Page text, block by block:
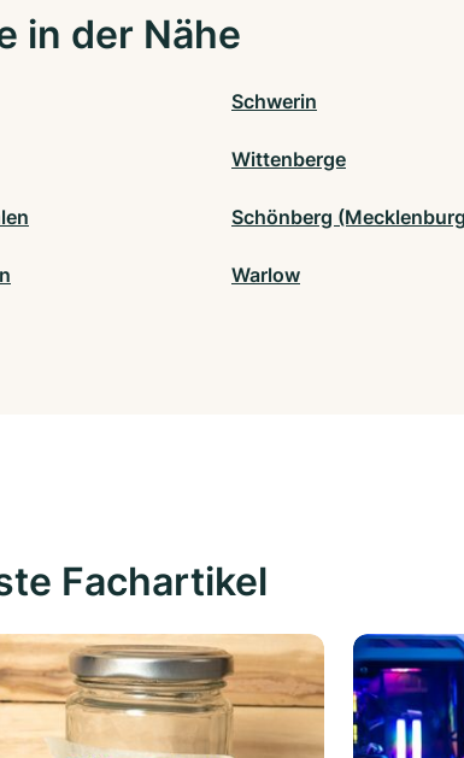
in der Nähe
Schwerin
Wittenberge
Schönberg
Warlow
Fachartikel